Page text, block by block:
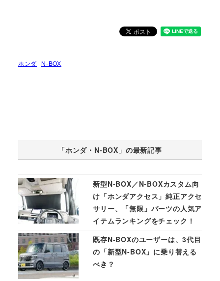
ホンダ N-BOX
「ホンダ・N-BOX」の最新記事
新型N-BOX／N-BOXカスタム向
け「ホンダアクセス」純正アクセ
サリー、「無限」パーツの人気ア
イテムランキングをチェック！
既存N-BOXのユーザーは、3代目
の「新型N-BOX」に乗り替える
べき？